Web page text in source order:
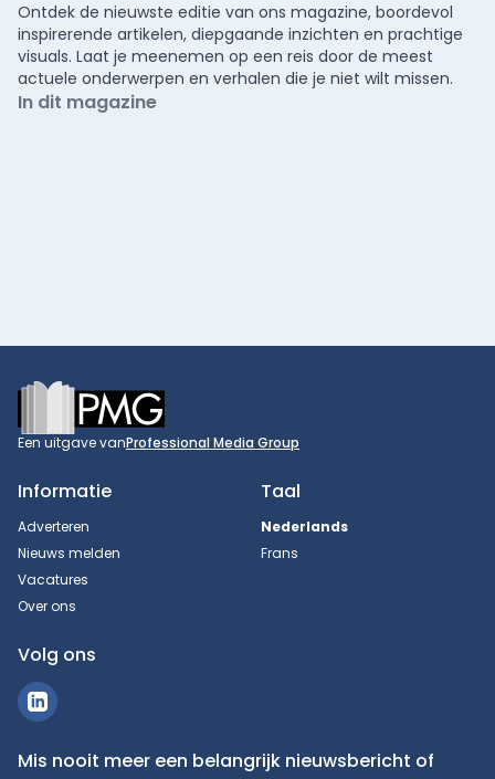
Ontdek de nieuwste editie van ons magazine, boordevol
inspirerende artikelen, diepgaande inzichten en prachtige
visuals. Laat je meenemen op een reis door de meest
actuele onderwerpen en verhalen die je niet wilt missen.
In dit magazine
Footer
Een uitgave vanProfessional Media Group
Informatie
Adverteren
Nieuws melden
Vacatures
Over ons
Taal
Nederlands
Frans
Volg ons
Mis nooit meer een belangrijk nieuwsbericht of